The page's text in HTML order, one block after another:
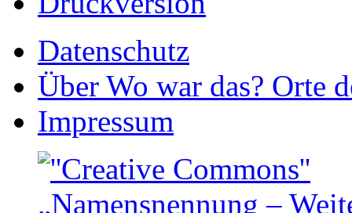
Datenschutz
Über Wo war das? Orte
Impressum